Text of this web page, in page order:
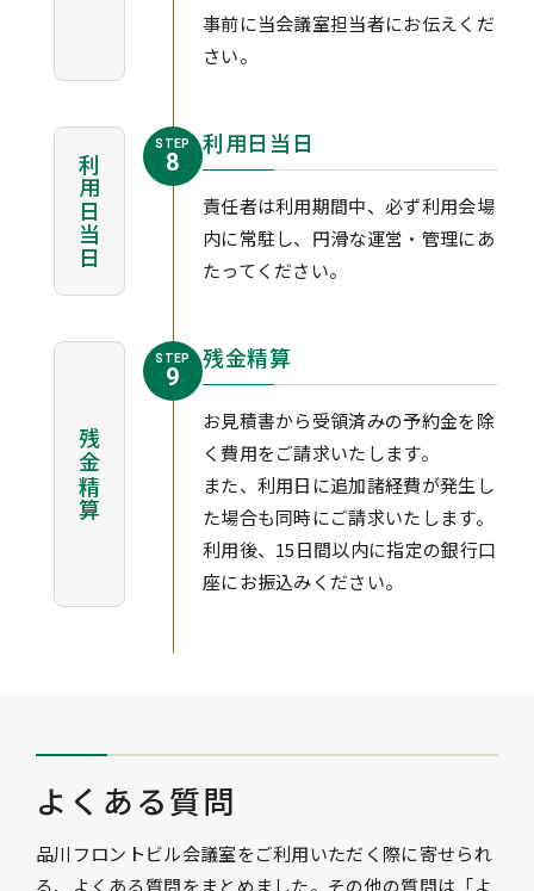
事前に当会議室担当者にお伝えくだ
さい。
利用日当日
STEP
8
利用日当日
責任者は利用期間中、必ず利用会場
内に常駐し、円滑な運営・管理にあ
たってください。
残金精算
STEP
9
残金精算
お見積書から受領済みの予約金を除
く費用をご請求いたします。
また、利用日に追加諸経費が発生し
た場合も同時にご請求いたします。
利用後、15日間以内に指定の銀行口
座にお振込みください。
よくある質問
品川フロントビル会議室をご利用いただく際に寄せられ
る、よくある質問をまとめました。その他の質問は「よ